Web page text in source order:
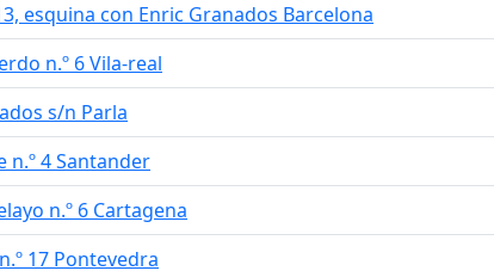
esquina con Enric Granados Barcelona
n.º 6 Vila-real
s/n Parla
n.º 4 Santander
n.º 6 Cartagena
17 Pontevedra